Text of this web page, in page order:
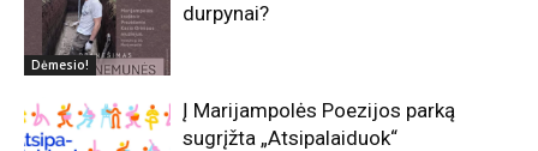
Dėmesio!
durpynai?
Į Marijampolės Poezijos parką
sugrįžta „Atsipalaiduok“